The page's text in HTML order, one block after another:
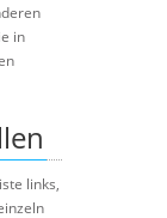
in
links,